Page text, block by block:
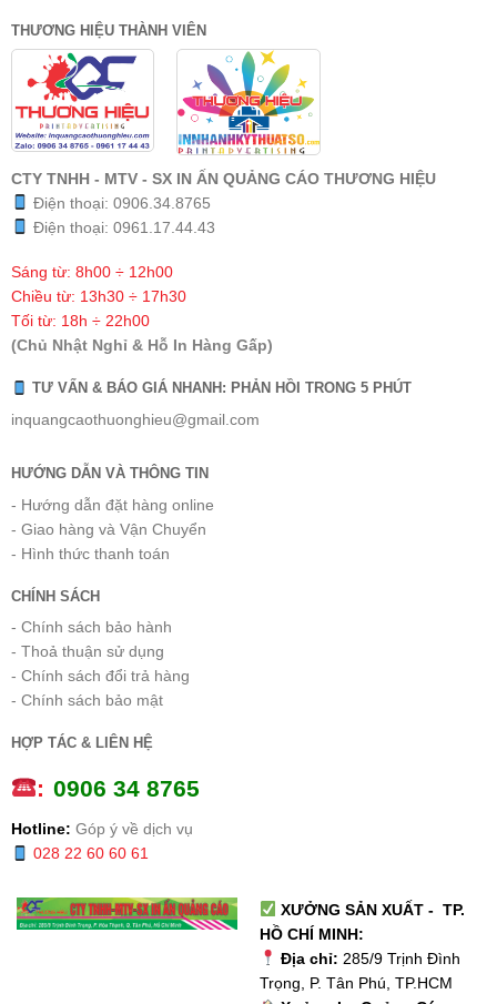
THƯƠNG HIỆU THÀNH VIÊN
CTY TNHH - MTV - SX IN ẤN QUẢNG CÁO THƯƠNG HIỆU
Điện thoại: 0906.34.8765
Điện thoại: 0961.17.44.43
Sáng từ: 8h00 ÷ 12h00
Chiều từ: 13h30 ÷ 17h30
Tối từ: 18h ÷ 22h00
(Chủ Nhật Nghỉ & Hỗ In Hàng Gấp)
TƯ VẤN & BÁO GIÁ NHANH: PHẢN HỒI TRONG 5 PHÚT
inquangcaothuonghieu@gmail.com
HƯỚNG DẪN VÀ THÔNG TIN
- Hướng dẫn đặt hàng online
- Giao hàng và Vận Chuyển
- Hình thức thanh toán
CHÍNH SÁCH
- Chính sách bảo hành
- Thoả thuận sử dụng
- Chính sách đổi trả hàng
- Chính sách bảo mật
HỢP TÁC & LIÊN HỆ
: 0906 34 8765
Hotline: Góp ý về dịch vụ
028 22 60 60 61
XƯỞNG SẢN XUẤT - TP.
HỒ CHÍ MINH:
Địa chỉ: 285/9 Trịnh Đình
Trọng, P. Tân Phú, TP.HCM